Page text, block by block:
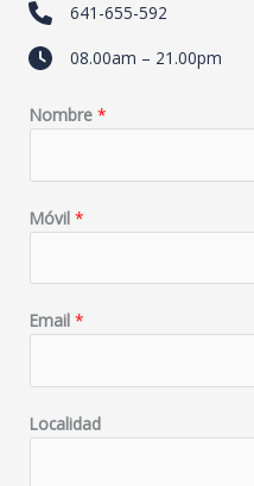
641-655-592
08.00am – 21.00pm
Nombre *
Móvil *
Email *
Localidad